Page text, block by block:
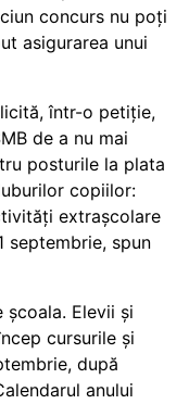
concurs nu poți
asigurarea unui
într-o petiție,
de a nu mai
posturile la plata
copiilor:
extrașcolare
septembrie, spun
școala. Elevii și
cursurile și
după
anului